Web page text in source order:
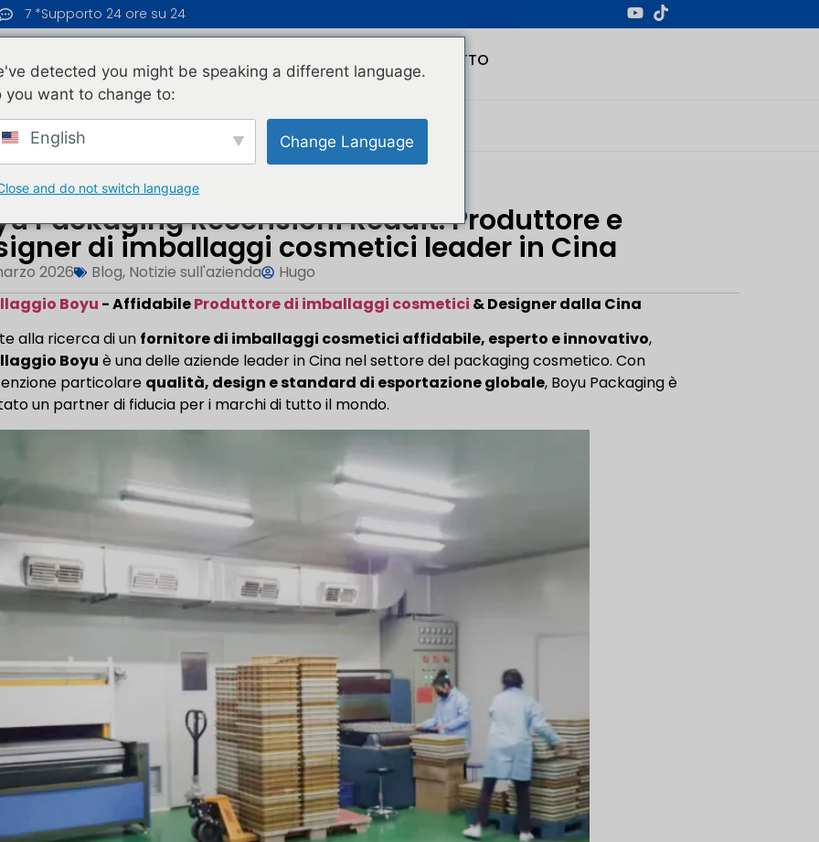
7 *Supporto 24 ore su 24
PRODOTTI CHI SIAMO CONTATTO
Reddit:...
Packaging Recensioni Reddit: Produttore e
di imballaggi cosmetici leader in Cina
2026 Blog, Notizie sull'azienda
Hugo
Boyu - AffidabileProduttore di imballaggi cosmetici & Designer dalla Cina
alla ricerca di un fornitore di imballaggi cosmetici affidabile, esperto e innovativo,
Boyu è una delle aziende leader in Cina nel settore del packaging cosmetico. Con
particolare qualità, design e standard di esportazione globale, Boyu Packaging è
un partner di fiducia per i marchi di tutto il mondo.
detected you might be speaking a different language.
you want to change to:
English Change Language
and do not switch language